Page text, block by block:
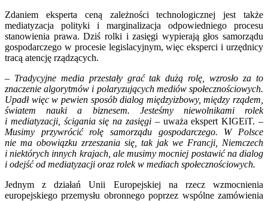
Zdaniem eksperta ceną zależności technologicznej jest także
mediatyzacja polityki i marginalizacja odpowiedniego procesu
stanowienia prawa. Dziś rolki i zasięgi wypierają głos samorządu
gospodarczego w procesie legislacyjnym, więc eksperci i urzędnicy
tracą atencję rządzących.
– Tradycyjne media przestały grać tak dużą rolę, wzrosło za to
znaczenie algorytmów i polaryzujących mediów społecznościowych.
Upadł więc w pewien sposób dialog międzyizbowy, między rządem,
światem nauki a biznesem. Jesteśmy niewolnikami rolek
i mediatyzacji, ścigania się na zasięgi – uważa ekspert KIGEiT. –
Musimy przywrócić rolę samorządu gospodarczego. W Polsce
nie ma obowiązku zrzeszania się, tak jak we Francji, Niemczech
i niektórych innych krajach, ale musimy mocniej postawić na dialog
i odejść od mediatyzacji oraz rolek w mediach społecznościowych.
Jednym z działań Unii Europejskiej na rzecz wzmocnienia
europejskiego przemysłu obronnego poprzez wspólne zamówienia